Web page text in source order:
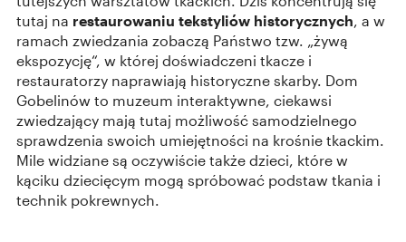
tutaj na restaurowaniu tekstyliów historycznych , a w
ramach zwiedzania zobaczą Państwo tzw. „żywą
ekspozycję“, w której doświadczeni tkacze i
restauratorzy naprawiają historyczne skarby. Dom
Gobelinów to muzeum interaktywne, ciekawsi
zwiedzający mają tutaj możliwość samodzielnego
sprawdzenia swoich umiejętności na krośnie tkackim.
Mile widziane są oczywiście także dzieci, które w
kąciku dziecięcym mogą spróbować podstaw tkania i
technik pokrewnych.